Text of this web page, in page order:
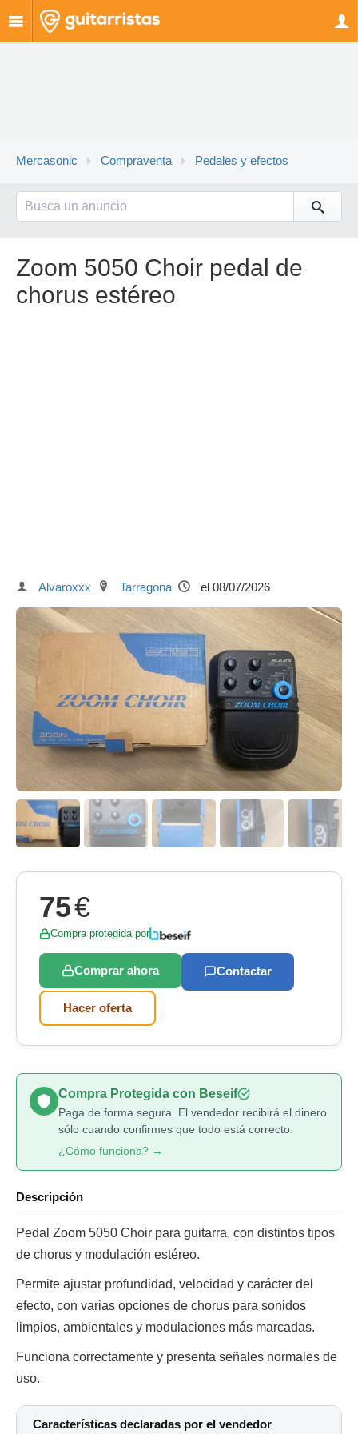
Mercasonic Compraventa Pedales y efectos
Zoom 5050 Choir pedal de
chorus estéreo
Alvaroxxx Tarragona el 08/07/2026
75€
Compra protegida por
Comprar ahora Contactar
Hacer oferta
Compra Protegida con Beseif
Paga de forma segura. El vendedor recibirá el dinero
sólo cuando confirmes que todo está correcto.
¿Cómo funciona? →
Descripción
Pedal Zoom 5050 Choir para guitarra, con distintos tipos
de chorus y modulación estéreo.
Permite ajustar profundidad, velocidad y carácter del
efecto, con varias opciones de chorus para sonidos
limpios, ambientales y modulaciones más marcadas.
Funciona correctamente y presenta señales normales de
uso.
Características declaradas por el vendedor